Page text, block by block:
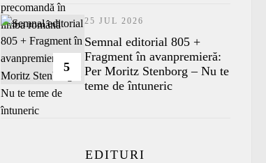
5
25 JUL 2026
Semnal editorial 805 +
Fragment în avanpremieră:
Per Moritz Stenborg – Nu te
teme de întuneric
EDITURI